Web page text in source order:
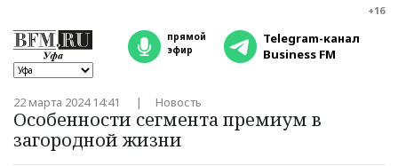
+16
прямой
эфир
Telegram-канал
Business FM
22 марта 2024 14:41 Новость
Особенности сегмента премиум в
загородной жизни